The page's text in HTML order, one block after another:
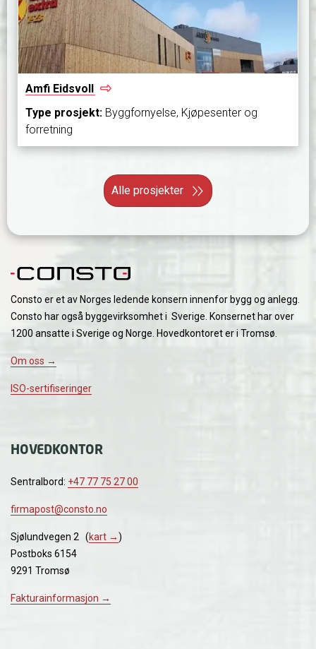
Amfi Eidsvoll
Type prosjekt: Byggfornyelse, Kjøpesenter og
forretning
Alle prosjekter
Consto er et av Norges ledende konsern innenfor bygg og anlegg.
Consto har også byggevirksomhet i Sverige. Konsernet har over
1200 ansatte i Sverige og Norge. Hovedkontoret er i Tromsø.
Om oss →
ISO-sertifiseringer
HOVEDKONTOR
Sentralbord: +47 77 75 27 00
firmapost@consto.no
Sjølundvegen 2 (kart →)
Postboks 6154
9291 Tromsø
Fakturainformasjon →